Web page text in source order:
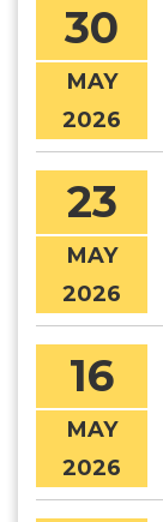
30
MAY
2026
23
MAY
2026
16
MAY
2026